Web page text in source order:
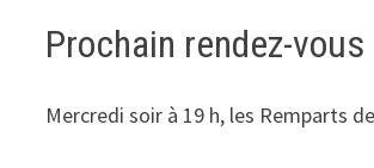
Prochain rendez-vous
Mercredi soir à 19 h, les Remparts